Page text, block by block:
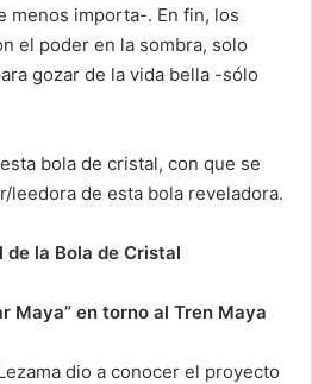
menos importa-. En fin, los
el poder en la sombra, solo
gozar de la vida bella -sólo
bola de cristal, con que se
leedora de esta bola reveladora.
de la Bola de Cristal
Maya” en torno al Tren Maya
dio a conocer el proyecto